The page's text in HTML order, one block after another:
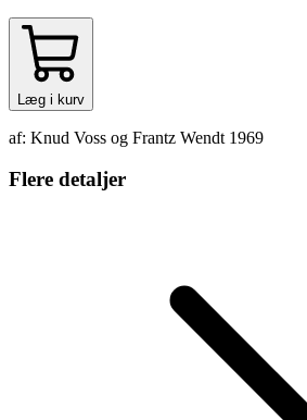
Læg i kurv
af: Knud Voss og Frantz Wendt 1969
Flere detaljer